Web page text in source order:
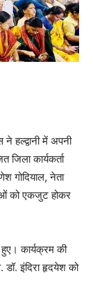
हल्द्वानी में अपनी
कार्यकर्ता
गोदियाल, नेता
को एकजुट होकर
हुए। कार्यक्रम की
इंदिरा हृदयेश को